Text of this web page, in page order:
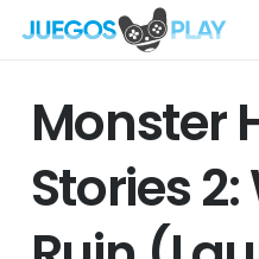
Monster
Stories